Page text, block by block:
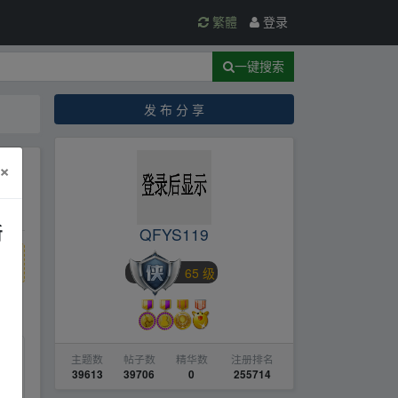
繁體 登录
一键搜索
发 布 分 享
QFYS119
65 级
主题数
39613
帖子数
39706
精华数
0
注册排名
255714
×